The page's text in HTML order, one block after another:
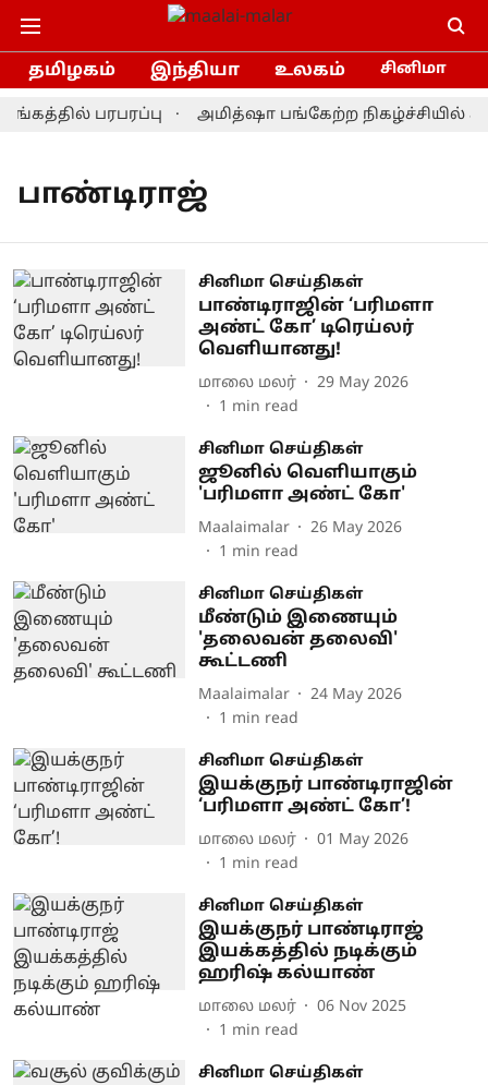
தமிழகம் இந்தியா உலகம் சினிமா
பரபரப்பு அமித்ஷா பங்கேற்ற நிகழ்ச்சியில்
பாண்டிராஜ்
சினிமா செய்திகள்
பாண்டிராஜின் ‘பரிமளா
அண்ட் கோ’ டிரெய்லர்
வெளியானது!
மாலை மலர்
29 May 2026
1 min read
சினிமா செய்திகள்
ஜூனில் வெளியாகும்
'பரிமளா அண்ட் கோ'
Maalaimalar
26 May 2026
1 min read
சினிமா செய்திகள்
மீண்டும் இணையும்
'தலைவன் தலைவி'
கூட்டணி
Maalaimalar
24 May 2026
1 min read
சினிமா செய்திகள்
இயக்குநர் பாண்டிராஜின்
‘பரிமளா அண்ட் கோ’!
மாலை மலர்
01 May 2026
1 min read
சினிமா செய்திகள்
இயக்குநர் பாண்டிராஜ்
இயக்கத்தில் நடிக்கும்
ஹரிஷ் கல்யாண்
மாலை மலர்
06 Nov 2025
1 min read
சினிமா செய்திகள்